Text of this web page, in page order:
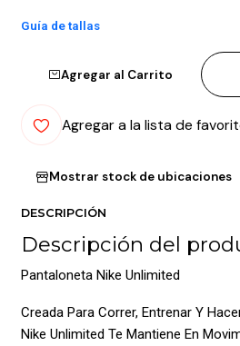
Guía de tallas
Agregar al Carrito
Agregar a la lista de
Mostrar stock de ubicaciones
DESCRIPCIÓN
Descripción del
Pantaloneta Nike Unlimited
Creada Para Correr, Entrenar Y
Nike Unlimited Te Mantiene En